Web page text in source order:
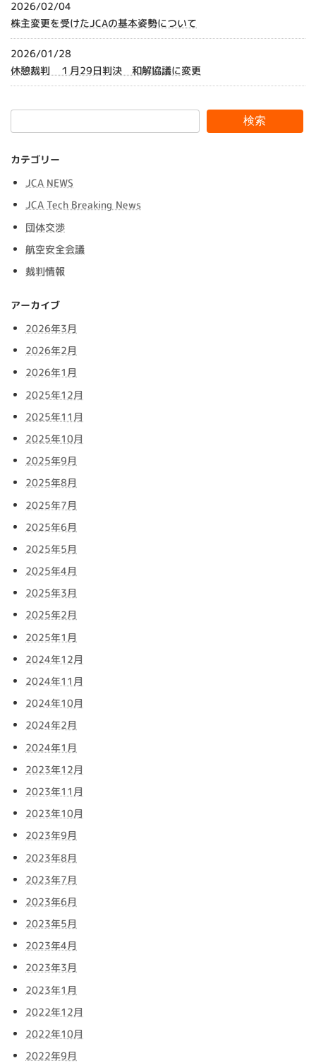
2026/02/04
株主変更を受けたJCAの基本姿勢について
2026/01/28
休憩裁判 １月29日判決 和解協議に変更
検索
カテゴリー
JCA NEWS
JCA Tech Breaking News
団体交渉
航空安全会議
裁判情報
アーカイブ
2026年3月
2026年2月
2026年1月
2025年12月
2025年11月
2025年10月
2025年9月
2025年8月
2025年7月
2025年6月
2025年5月
2025年4月
2025年3月
2025年2月
2025年1月
2024年12月
2024年11月
2024年10月
2024年2月
2024年1月
2023年12月
2023年11月
2023年10月
2023年9月
2023年8月
2023年7月
2023年6月
2023年5月
2023年4月
2023年3月
2023年1月
2022年12月
2022年10月
2022年9月